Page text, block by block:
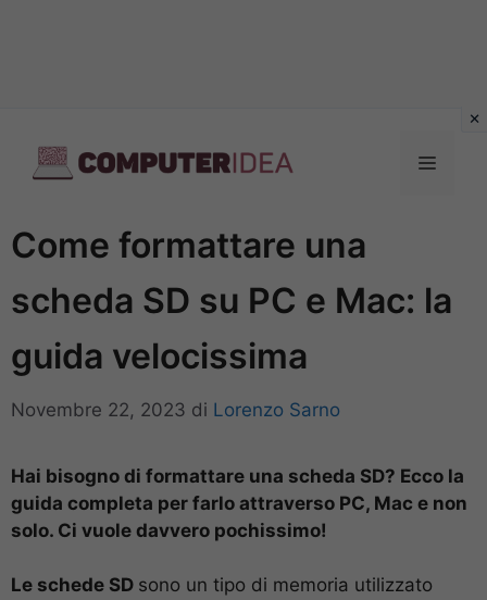
contenuto
Menu
Come formattare una
scheda SD su PC e Mac: la
guida velocissima
Novembre 22, 2023 di Lorenzo Sarno
Hai bisogno di formattare una scheda SD? Ecco la
guida completa per farlo attraverso PC, Mac e non
solo. Ci vuole davvero pochissimo!
Le schede SD sono un tipo di memoria utilizzato